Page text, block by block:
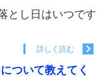
とし日はいつです
詳しく読む
ついて教えてく